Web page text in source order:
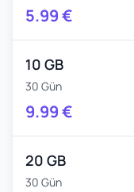
5.99€
10 GB
30 Gün
9.99€
20 GB
30 Gün